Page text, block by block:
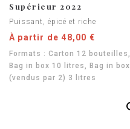
Supérieur 2022
Puissant, épicé et riche
À partir de 48,00 €
Formats : Carton 12 bouteilles,
Bag in box 10 litres, Bag in box
(vendus par 2) 3 litres